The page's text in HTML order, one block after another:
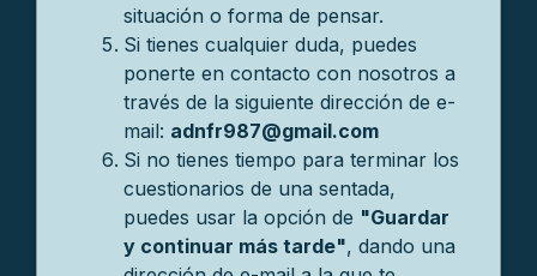
situación o forma de pensar.
Si tienes cualquier duda, puedes
ponerte en contacto con nosotros a
través de la siguiente dirección de e-
mail: adnfr987@gmail.com
Si no tienes tiempo para terminar los
cuestionarios de una sentada,
puedes usar la opción de "Guardar
y continuar más tarde", dando una